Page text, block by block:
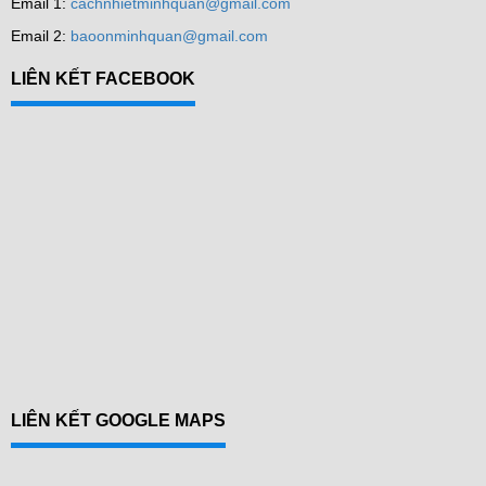
Email 2: baoonminhquan@gmail.com
LIÊN KẾT FACEBOOK
LIÊN KẾT GOOGLE MAPS